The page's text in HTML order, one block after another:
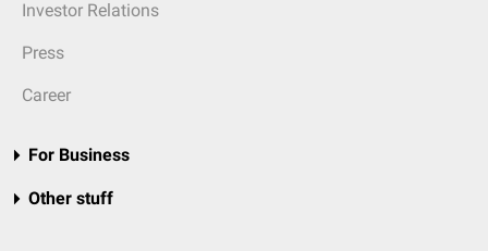
Investor Relations
Press
Career
For Business
Other stuff